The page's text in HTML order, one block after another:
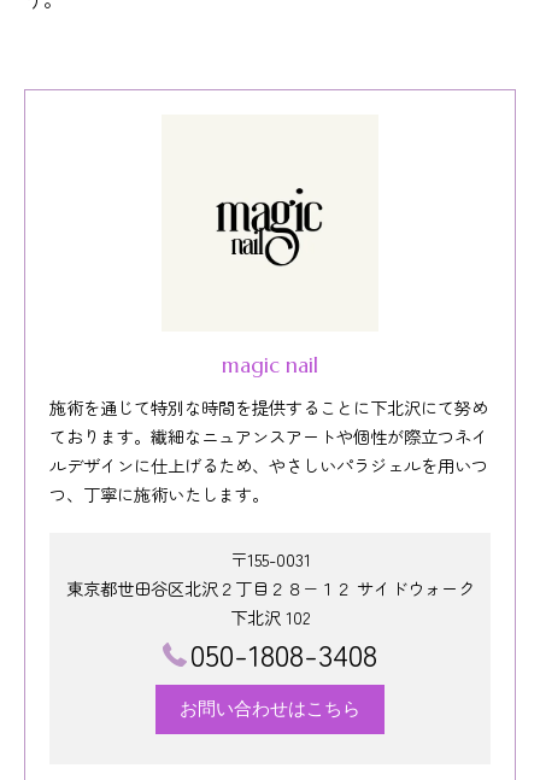
magic nail
施術を通じて特別な時間を提供することに下北沢にて努め
ております。繊細なニュアンスアートや個性が際立つネイ
ルデザインに仕上げるため、やさしいパラジェルを用いつ
つ、丁寧に施術いたします。
〒155-0031
東京都世田谷区北沢２丁目２８−１２ サイドウォーク
下北沢 102
050-1808-3408
お問い合わせはこちら